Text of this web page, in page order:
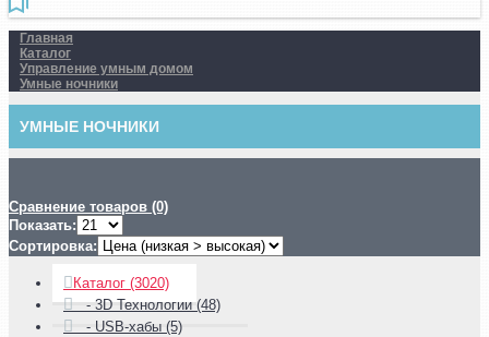
Главная
Каталог
Управление умным домом
Умные ночники
УМНЫЕ НОЧНИКИ
Сравнение товаров (0)
Показать:
Сортировка:
Каталог (3020)
- 3D Технологии (48)
- USB-хабы (5)